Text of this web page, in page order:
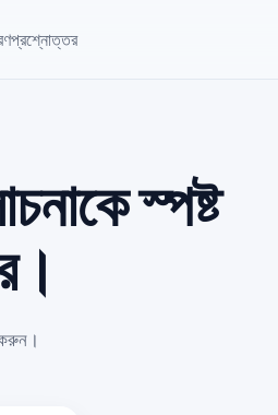
প্রশ্নোত্তর
স্পষ্ট
করুন।